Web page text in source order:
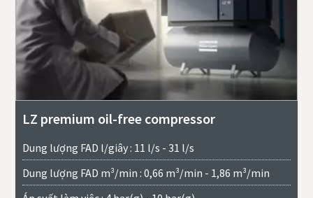
LZ premium oil-free compressor
Dung lượng FAD l/giây : 11 l/s - 31 l/s
Dung lượng FAD m³/min : 0,66 m³/min - 1,86 m³/min